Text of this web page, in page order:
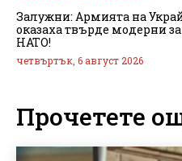
Залужни: Армията на
оказаха твърде модерни
НАТО!
четвъртък, 6 август 2026
Прочетете